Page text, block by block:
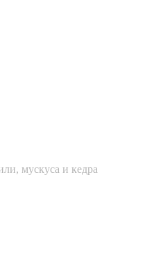
мускуса и кедра